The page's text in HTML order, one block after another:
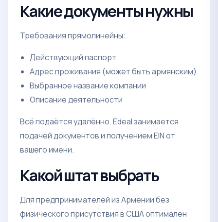
Какие документы нужны
Требования прямолинейны:
Действующий паспорт
Адрес проживания (может быть армянским)
Выбранное название компании
Описание деятельности
Всё подаётся удалённо. Edeal занимается
подачей документов и получением EIN от
вашего имени.
Какой штат выбрать
Для предпринимателей из Армении без
физического присутствия в США оптимален